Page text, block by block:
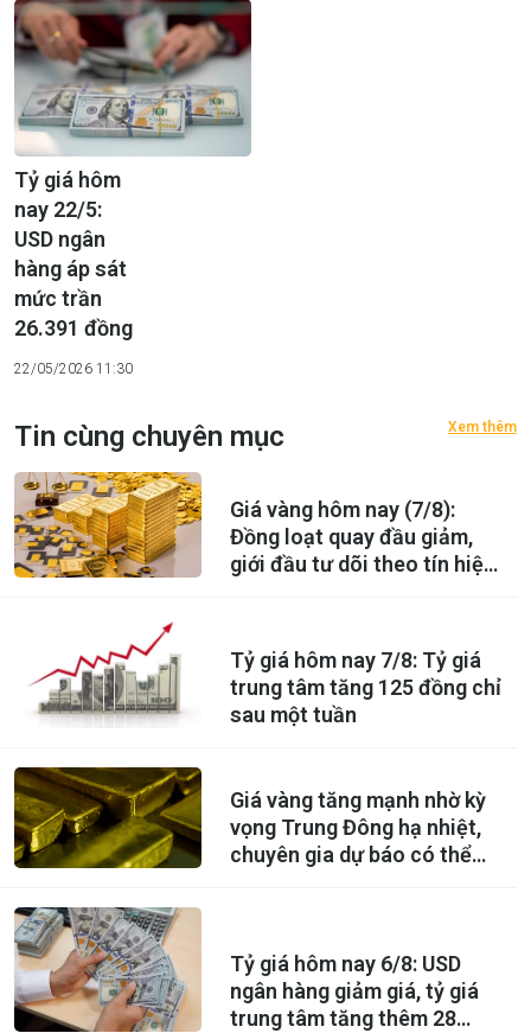
22/05/2026 11:30
Tỷ giá hôm
nay 22/5:
USD ngân
hàng áp sát
mức trần
26.391 đồng
Tin cùng chuyên mục Xem thêm
Giá vàng hôm nay (7/8):
Đồng loạt quay đầu giảm,
giới đầu tư dõi theo tín hiệu
Tỷ giá hôm nay 7/8: Tỷ giá
trung tâm tăng 125 đồng chỉ
sau một tuần
Giá vàng tăng mạnh nhờ kỳ
vọng Trung Đông hạ nhiệt,
chuyên gia dự báo có thể
Tỷ giá hôm nay 6/8: USD
ngân hàng giảm giá, tỷ giá
trung tâm tăng thêm 28